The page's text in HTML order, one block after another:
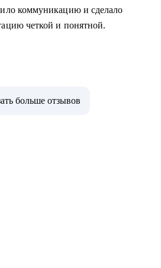
коммуникацию и сделало
четкой и понятной.
больше отзывов